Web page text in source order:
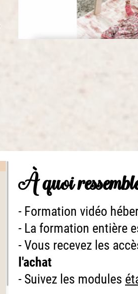
À quoi
- Formation vidéo
- La formation entière
- Vous recevez les
l'achat
- Suivez les modules